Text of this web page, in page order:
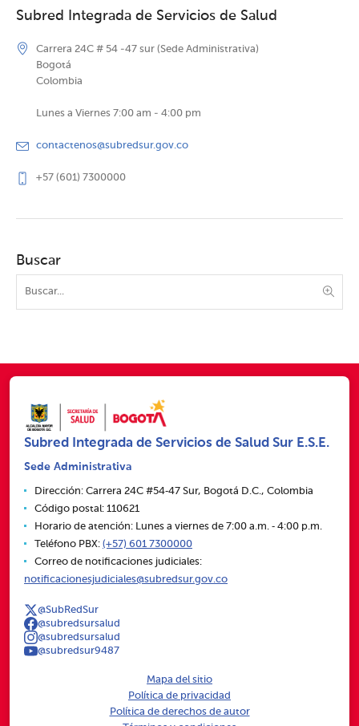
Subred Integrada de Servicios de Salud
Carrera 24C # 54 -47 sur (Sede Administrativa)
Bogotá
Colombia
Lunes a Viernes 7:00 am - 4:00 pm
contactenos@subredsur.gov.co
+57 (601) 7300000
Buscar
Subred Integrada de Servicios de Salud Sur E.S.E.
Sede Administrativa
Dirección: Carrera 24C #54‑47 Sur, Bogotá D.C., Colombia
Código postal: 110621
Horario de atención: Lunes a viernes de 7:00 a.m. ‑ 4:00 p.m.
Teléfono PBX: (+57) 601 7300000
Correo de notificaciones judiciales:
notificacionesjudiciales@subredsur.gov.co
@SubRedSur
@subredsursalud
@subredsursalud
@subredsur9487
Mapa del sitio
Política de privacidad
Política de derechos de autor